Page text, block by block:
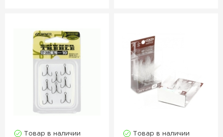
Товар в наличии Товар в наличии